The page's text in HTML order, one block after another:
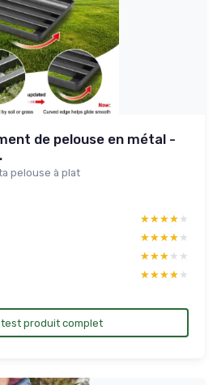
de pelouse en métal -
pelouse à plat
★★★★★
★★★★★
★★★★★
★★★★★
★★★★★
★★★★★
★★★★★
★★★★★
test produit complet